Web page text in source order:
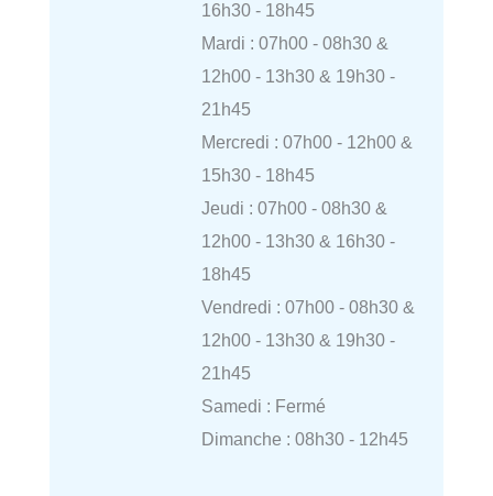
16h30 - 18h45
Mardi : 07h00 - 08h30 &
12h00 - 13h30 & 19h30 -
21h45
Mercredi : 07h00 - 12h00 &
15h30 - 18h45
Jeudi : 07h00 - 08h30 &
12h00 - 13h30 & 16h30 -
18h45
Vendredi : 07h00 - 08h30 &
12h00 - 13h30 & 19h30 -
21h45
Samedi : Fermé
Dimanche : 08h30 - 12h45